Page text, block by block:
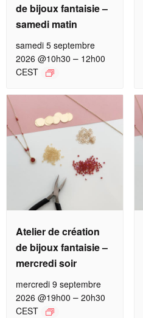
de bijoux fantaisie –
samedi matin
samedi 5 septembre
2026 @10h30 – 12h00
CEST
Atelier de création
de bijoux fantaisie –
mercredi soir
mercredi 9 septembre
2026 @19h00 –20h30
CEST